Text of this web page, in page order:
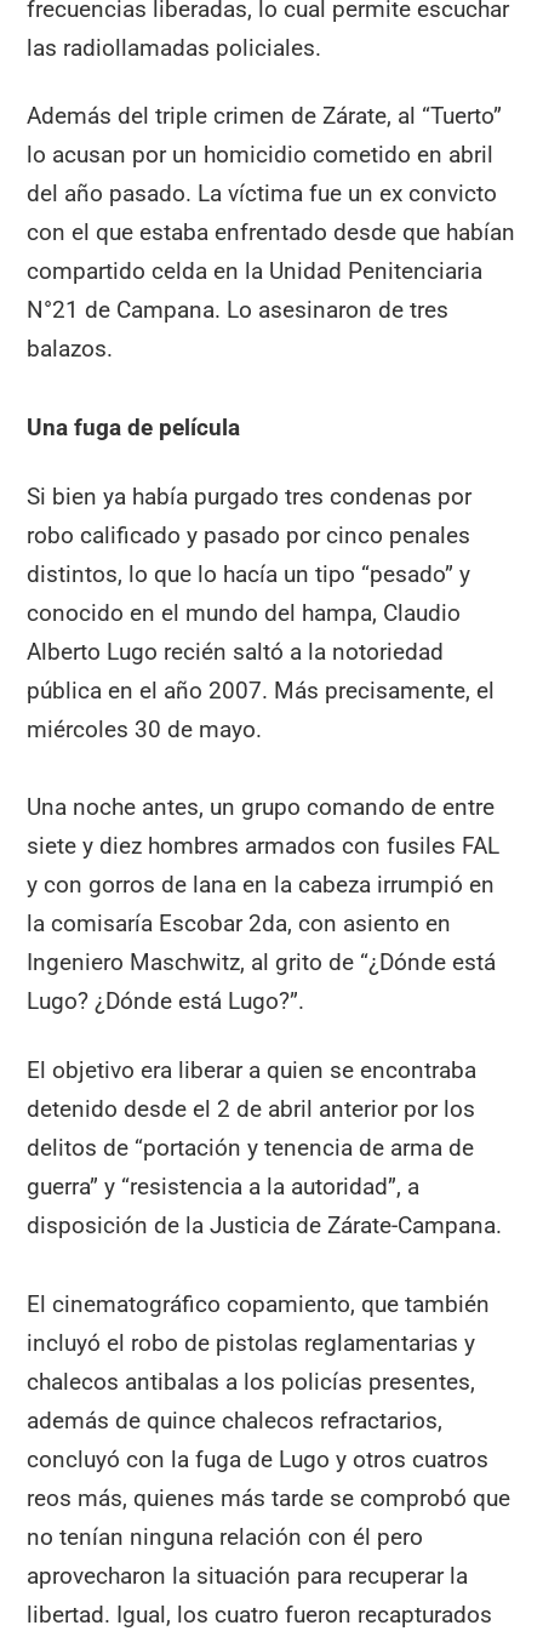
frecuencias liberadas, lo cual permite escuchar
las radiollamadas policiales.
Además del triple crimen de Zárate, al “Tuerto”
lo acusan por un homicidio cometido en abril
del año pasado. La víctima fue un ex convicto
con el que estaba enfrentado desde que habían
compartido celda en la Unidad Penitenciaria
N°21 de Campana. Lo asesinaron de tres
balazos.
Una fuga de película
Si bien ya había purgado tres condenas por
robo calificado y pasado por cinco penales
distintos, lo que lo hacía un tipo “pesado” y
conocido en el mundo del hampa, Claudio
Alberto Lugo recién saltó a la notoriedad
pública en el año 2007. Más precisamente, el
miércoles 30 de mayo.
Una noche antes, un grupo comando de entre
siete y diez hombres armados con fusiles FAL
y con gorros de lana en la cabeza irrumpió en
la comisaría Escobar 2da, con asiento en
Ingeniero Maschwitz, al grito de “¿Dónde está
Lugo? ¿Dónde está Lugo?”.
El objetivo era liberar a quien se encontraba
detenido desde el 2 de abril anterior por los
delitos de “portación y tenencia de arma de
guerra” y “resistencia a la autoridad”, a
disposición de la Justicia de Zárate-Campana.
El cinematográfico copamiento, que también
incluyó el robo de pistolas reglamentarias y
chalecos antibalas a los policías presentes,
además de quince chalecos refractarios,
concluyó con la fuga de Lugo y otros cuatros
reos más, quienes más tarde se comprobó que
no tenían ninguna relación con él pero
aprovecharon la situación para recuperar la
libertad. Igual, los cuatro fueron recapturados